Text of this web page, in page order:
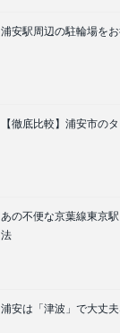
浦安駅周辺の駐輪場をお
【徹底比較】浦安市の
あの不便な京葉線東京
法
浦安は「津波」で大丈夫